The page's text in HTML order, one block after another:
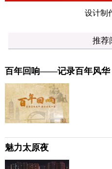
设计制
推荐
百年回响——记录百年风华
魅力太原夜